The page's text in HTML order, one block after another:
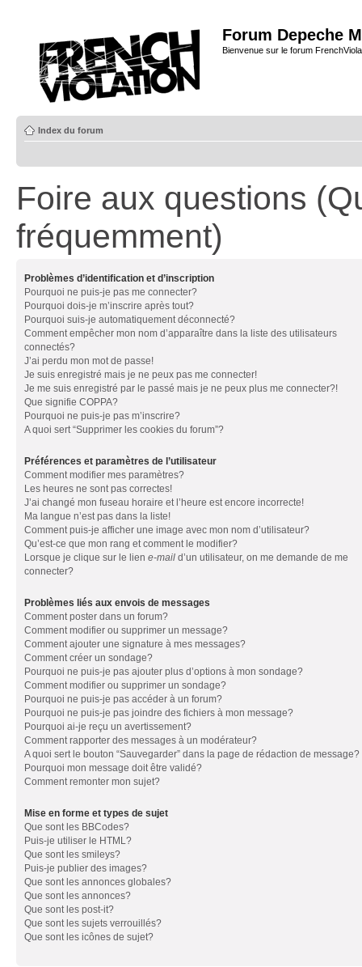
Forum Depeche
Bienvenue sur le forum
Index du forum
Foire aux questions
fréquemment)
Problèmes d’identification et d’inscription
Pourquoi ne puis-je pas me connecter?
Pourquoi dois-je m’inscrire après tout?
Pourquoi suis-je automatiquement déconnecté?
Comment empêcher mon nom d’apparaître dans la liste des utilisateurs
connectés?
J’ai perdu mon mot de passe!
Je suis enregistré mais je ne peux pas me connecter!
Je me suis enregistré par le passé mais je ne peux plus me connecter?!
Que signifie COPPA?
Pourquoi ne puis-je pas m’inscrire?
A quoi sert “Supprimer les cookies du forum”?
Préférences et paramètres de l’utilisateur
Comment modifier mes paramètres?
Les heures ne sont pas correctes!
J’ai changé mon fuseau horaire et l’heure est encore incorrecte!
Ma langue n’est pas dans la liste!
Comment puis-je afficher une image avec mon nom d’utilisateur?
Qu’est-ce que mon rang et comment le modifier?
Lorsque je clique sur le lien e-mail d’un utilisateur, on me demande de me
connecter?
Problèmes liés aux envois de messages
Comment poster dans un forum?
Comment modifier ou supprimer un message?
Comment ajouter une signature à mes messages?
Comment créer un sondage?
Pourquoi ne puis-je pas ajouter plus d’options à mon sondage?
Comment modifier ou supprimer un sondage?
Pourquoi ne puis-je pas accéder à un forum?
Pourquoi ne puis-je pas joindre des fichiers à mon message?
Pourquoi ai-je reçu un avertissement?
Comment rapporter des messages à un modérateur?
A quoi sert le bouton “Sauvegarder” dans la page de rédaction de message?
Pourquoi mon message doit être validé?
Comment remonter mon sujet?
Mise en forme et types de sujet
Que sont les BBCodes?
Puis-je utiliser le HTML?
Que sont les smileys?
Puis-je publier des images?
Que sont les annonces globales?
Que sont les annonces?
Que sont les post-it?
Que sont les sujets verrouillés?
Que sont les icônes de sujet?